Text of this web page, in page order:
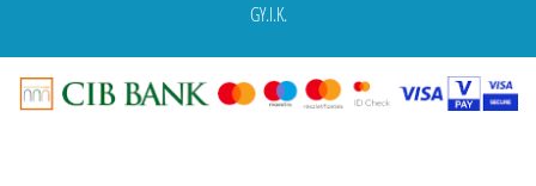
GY.I.K.